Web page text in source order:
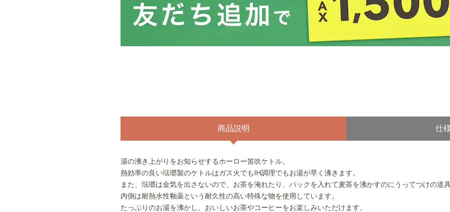
商品説明 仕
湯の沸き上がりをお知らせするホーロー笛吹ケトル。
熱効率の良い琺瑯製のケトルはガス火でもIH調理でもお湯が早く沸きます。
また、琺瑯は金気を出さないので、お茶を淹れたり、パックを入れて麦茶を沸かすのにうってつけの道具
内側は耐熱水性釉薬という耐久性の高い特殊な物を使用しています。
たっぷりのお湯を沸かし、おいしいお茶やコーヒーをお楽しみいただけます。